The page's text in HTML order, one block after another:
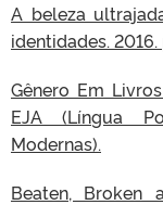
A beleza
identidades. 2016.
Gênero Em
EJA (Língua
Modernas).
Beaten, Broken